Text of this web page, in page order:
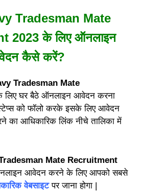
Tradesman Mate
2023 के लिए ऑनलाइन
कैसे करें?
Tradesman Mate
लिए घर बैठे ऑनलाइन आवेदन करना
को फॉलो करके इसके लिए आवेदन
आधिकारिक लिंक नीचे तालिका में
Mate Recruitment
आवेदन करने के लिए आपको सबसे
वेबसाइटपर जाना होगा |